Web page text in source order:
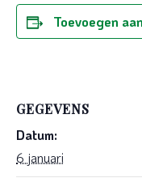
Toevoegen
GEGEVENS
Datum:
6 januari